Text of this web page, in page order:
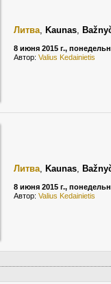
Литва, Kaunas,
8 июня 2015 г.,
Автор: Valius Kedainietis
Литва, Kaunas,
8 июня 2015 г.,
Автор: Valius Kedainietis